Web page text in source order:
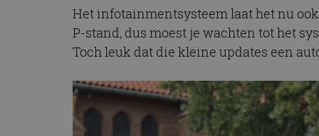
Het infotainmentsysteem laat het nu
P-stand, dus moest je wachten tot het
Toch leuk dat die kleine updates een
Strikt noodzakelijke
accountbeheer. De
Naam